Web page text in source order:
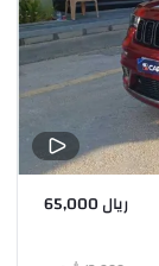
ريال 65,000